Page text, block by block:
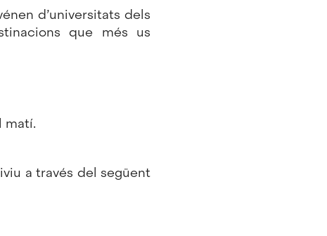
d’universitats dels
que més us
matí.
a través del següent